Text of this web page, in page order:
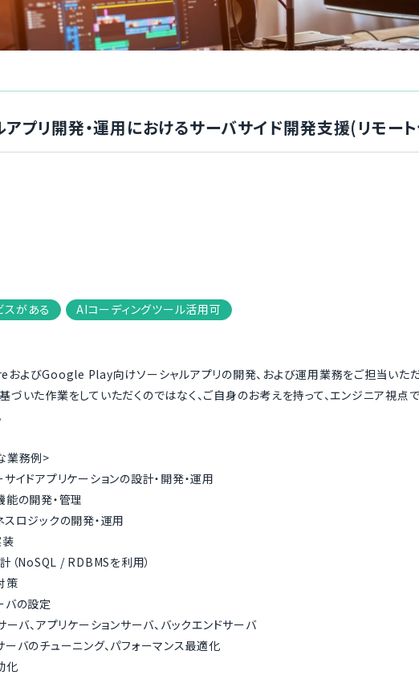
アプリ開発・運用におけるサーバサイド開発支援(リモー
スがある AIコーディングツール活用可
よびGoogle Play向けソーシャルアプリの開発、および運用業務をご担当いただ
づいた作業をしていただくのではなく、ご自身のお考えを持って、エンジニア視
業務例>
サイドアプリケーションの設計・開発・運用
能の開発・管理
スロジックの開発・運用
（NoSQL / RDBMSを利用）
策
バの設定
バ、アプリケーションサーバ、バックエンドサーバ
ーバのチューニング、パフォーマンス最適化
化